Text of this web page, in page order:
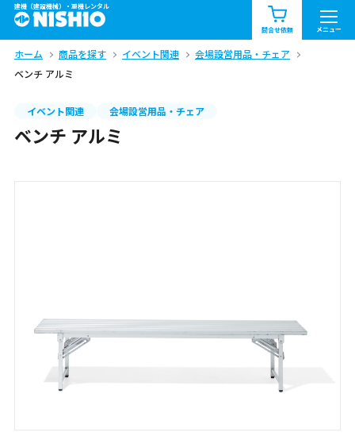
建機（建設機械）・重機レンタル
問合せ依頼 メニュー
商品一覧 お知らせ一覧
問合せ依頼リスト お問合せ
北海道
ホーム 商品を探す イベント関連
会場設営用品・チェア
ベンチ アルミ
イベント関連 会場設営用品・チェア
ベンチ アルミ